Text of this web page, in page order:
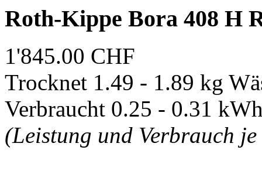
Roth-Kippe Bora 408 H
1'845.00 CHF
Trocknet 1.49 - 1.89 kg
Verbraucht 0.25 - 0.31
(Leistung und Verbrauch